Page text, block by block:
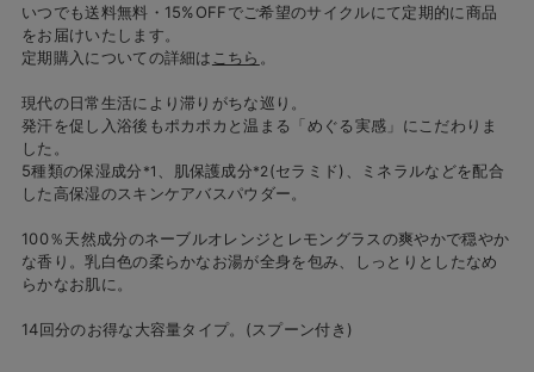
いつでも送料無料・15%OFFでご希望のサイクルにて定期的に商品
をお届けいたします。
定期購入についての詳細は こちら 。
現代の日常生活により滞りがちな巡り。
発汗を促し入浴後もポカポカと温まる「めぐる実感」にこだわりま
した。
5種類の保湿成分 *1 、肌保護成分*2 (セラミド)、ミネラルなどを配合
した高保湿のスキンケアバスパウダー。
100％天然成分のネーブルオレンジとレモングラスの爽やかで穏やか
な香り。乳白色の柔らかなお湯が全身を包み、しっとりとしたなめ
らかなお肌に。
14回分のお得な大容量タイプ。(スプーン付き)